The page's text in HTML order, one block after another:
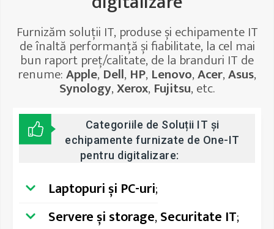
Furnizăm soluții IT, produse și echipamente IT
de înaltă performanță și fiabilitate, la cel mai
bun raport preț/calitate, de la branduri IT de
renume:Apple,Dell, HP, Lenovo,Acer,Asus,
Synology,Xerox, Fujitsu, etc.
Categoriile de Soluții IT și
echipamente furnizate de One-IT
pentru digitalizare:
Laptopuri și PC-uri;
Servere și storage,Securitate IT;